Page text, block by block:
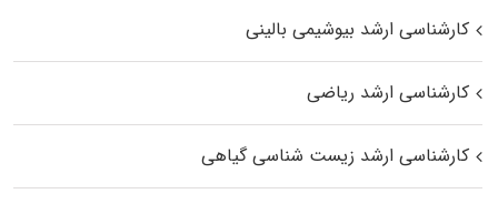
کارشناسی ارشد بیوشیمی بالینی
کارشناسی ارشد ریاضی
کارشناسی ارشد زیست‌ شناسی گیاهی